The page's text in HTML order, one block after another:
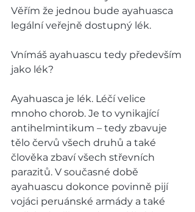
Věřím že jednou bude ayahuasca
legální veřejně dostupný lék.
Vnímáš ayahuascu tedy především
jako lék?
Ayahuasca je lék. Léčí velice
mnoho chorob. Je to vynikající
antihelmintikum – tedy zbavuje
tělo červů všech druhů a také
člověka zbaví všech střevních
parazitů. V současné době
ayahuascu dokonce povinně pijí
vojáci peruánské armády a také